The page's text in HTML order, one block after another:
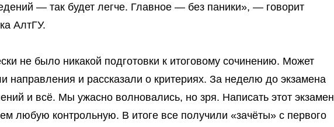
— так будет легче. Главное — без паники», — говорит
АлтГУ.
не было никакой подготовки к итоговому сочинению. Может
направления и рассказали о критериях. За неделю до экзамена
и всё. Мы ужасно волновались, но зря. Написать этот экзамен
любую контрольную. В итоге все получили «зачёты» с первого